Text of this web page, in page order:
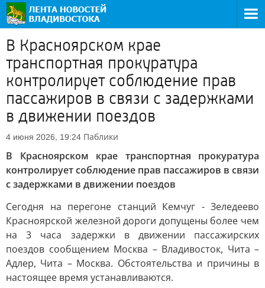
В Красноярском крае
транспортная прокуратура
контролирует соблюдение прав
пассажиров в связи с задержками
в движении поездов
4 июня 2026, 19:24 Паблики
В Красноярском крае транспортная прокуратура
контролирует соблюдение прав пассажиров в связи
с задержками в движении поездов
Сегодня на перегоне станций Кемчуг - Зеледеево
Красноярской железной дороги допущены более чем
на 3 часа задержки в движении пассажирских
поездов сообщением Москва – Владивосток, Чита –
Адлер, Чита – Москва. Обстоятельства и причины в
настоящее время устанавливаются.